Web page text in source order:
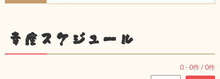
幸座スケジュール
0 - 0件 /0件